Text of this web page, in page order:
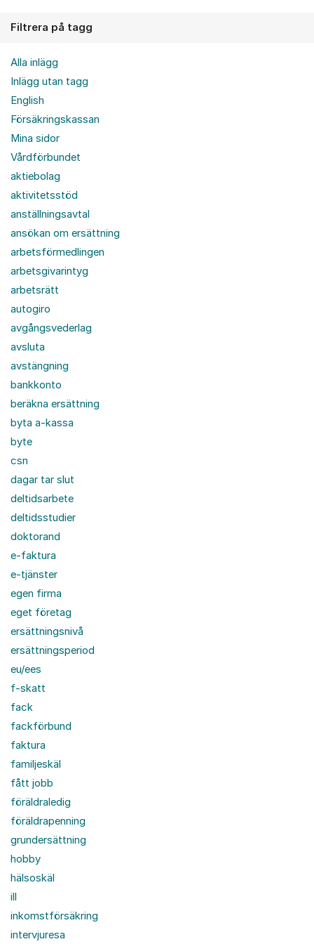
Filtrera på tagg
Alla inlägg
Inlägg utan tagg
English
Försäkringskassan
Mina sidor
Vårdförbundet
aktiebolag
aktivitetsstöd
anställningsavtal
ansökan om ersättning
arbetsförmedlingen
arbetsgivarintyg
arbetsrätt
autogiro
avgångsvederlag
avsluta
avstängning
bankkonto
beräkna ersättning
byta a-kassa
byte
csn
dagar tar slut
deltidsarbete
deltidsstudier
doktorand
e-faktura
e-tjänster
egen firma
eget företag
ersättningsnivå
ersättningsperiod
eu/ees
f-skatt
fack
fackförbund
faktura
familjeskäl
fått jobb
föräldraledig
föräldrapenning
grundersättning
hobby
hälsoskäl
ill
inkomstförsäkring
intervjuresa